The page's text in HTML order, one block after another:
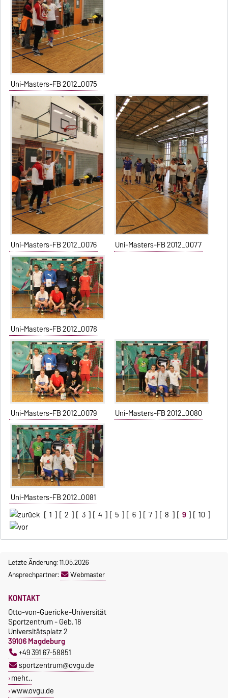
Uni-Masters-FB 2012_0075
Uni-Masters-FB 2012_0076 Uni-Masters-FB 2012_0077
Uni-Masters-FB 2012_0078
Uni-Masters-FB 2012_0079 Uni-Masters-FB 2012_0080
Uni-Masters-FB 2012_0081
[ 1 ] [ 2 ] [ 3 ] [ 4 ] [ 5 ] [ 6 ] [ 7 ] [ 8 ] [ 9 ] [ 10 ]
Letzte Änderung: 11.05.2026
Ansprechpartner:
Webmaster
KONTAKT
Otto-von-Guericke-Universität
Sportzentrum - Geb. 18
Universitätsplatz 2
39106 Magdeburg
+49 391 67-58851
sportzentrum@ovgu.de
mehr…
www.ovgu.de